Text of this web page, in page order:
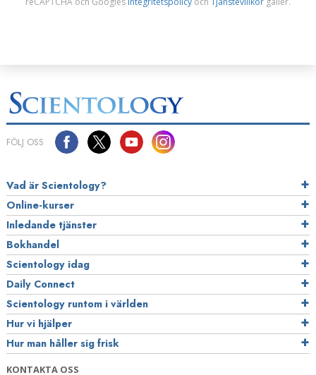
FÖLJ OSS
Vad är Scientology?
Online-kurser
Inledande tjänster
Bokhandel
Scientology idag
Daily Connect
Scientology runtom i världen
Hur vi hjälper
Hur man håller sig frisk
KONTAKTA OSS